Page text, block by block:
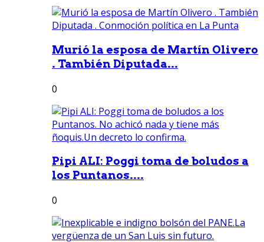
Murió la esposa de Martín Olivero
. También Diputada...
0
Pipi ALI: Poggi toma de boludos a
los Puntanos....
0